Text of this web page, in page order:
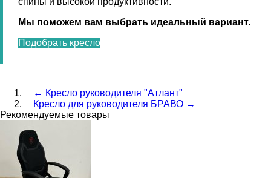
Мы поможем вам выбрать идеальный вариант.
Подобрать кресло
← Кресло руководителя "Атлант"
Кресло для руководителя БРАВО →
Рекомендуемые товары